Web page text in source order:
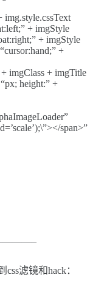
+ imgStyle
+ imgStyle
+
+ imgTitle
height:” +
span>”
滤镜和hack：